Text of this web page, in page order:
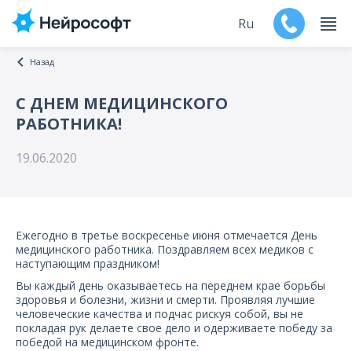
Мероприятия
Обучение
Дилеры
Ru
Назад
C ДНЕМ МЕДИЦИНСКОГО
РАБОТНИКА!
19.06.2020
Ежегодно в третье воскресенье июня отмечается День
медицинского работника. Поздравляем всех медиков с
наступающим праздником!
Вы каждый день оказываетесь на переднем крае борьбы
здоровья и болезни, жизни и смерти. Проявляя лучшие
человеческие качества и подчас рискуя собой, вы не
покладая рук делаете свое дело и одерживаете победу за
победой на медицинском фронте.